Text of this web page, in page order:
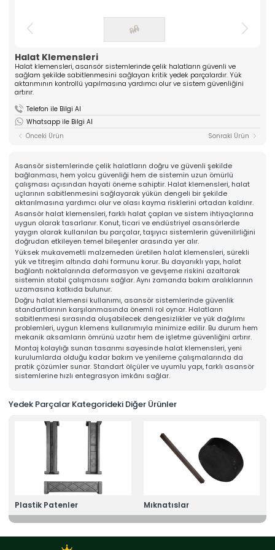
Kurumsal
» Hakkımızda
» Vizyon, Misyon
» Tırnak Grubu
» Kablo Grubu
» Halat Şişesi Grubu
» Plastik Grubu
» Konsol Grubu
» Yedek Parçalar
Kalite
» Kalite Belgelerimiz
» Kalite Politikamız
Üretim
» Üretim Hattımız
» Özel Üretim Yeteneğimiz
Online Katalog
Bize Ulaşın
» İleitşim Bilgilerimiz
» Konum Bilgilerimiz
üreticidir. Mühendislik tecrübesiyle güven veren
çözümler sunar.
» Halat Şişesi Grubu
» Konsol Grubu
» Yedek Parçalar
» Tüm Kategoriler
Tüm hakkı saklıdır. Sitemizde kullanılan tüm içerik ve görseller
Mahens Asansör'e ait olup izinsiz kullanımı hukuki yaptırıma tabidir.
İhracat & Lojistik
Haberler
İletişim
Halat Klemensleri
Halat klemensleri, asansör sistemlerinde çelik halatların güvenli ve
sağlam şekilde sabitlenmesini sağlayan kritik yedek parçalardır. Yük
aktarımının kontrollü yapılmasına yardımcı olur ve sistem güvenliğini
artırır.
Telefon ile Bilgi Al
Whatsapp ile Bilgi Al
Önceki Ürün
Sonraki Ürün
Asansör sistemlerinde çelik halatların doğru ve güvenli şekilde
bağlanması, hem yolcu güvenliği hem de sistemin uzun ömürlü
çalışması açısından hayati öneme sahiptir. Halat klemensleri, halat
uçlarının sabitlenmesini sağlayarak yükün dengeli bir şekilde
aktarılmasına yardımcı olur ve olası kayma risklerini ortadan kaldırır.
Asansör halat klemensleri, farklı halat çapları ve sistem ihtiyaçlarına
uygun olarak tasarlanır. Konut, ticari ve endüstriyel asansörlerde
yaygın olarak kullanılan bu parçalar, taşıyıcı sistemlerin güvenilirliğini
doğrudan etkileyen temel bileşenler arasında yer alır.
Yüksek mukavemetli malzemeden üretilen halat klemensleri, sürekli
yük ve titreşim altında dahi formunu korur. Bu dayanıklı yapı, halat
bağlantı noktalarında deformasyon ve gevşeme riskini azaltarak
sistemin stabil çalışmasını sağlar. Aynı zamanda bakım aralıklarının
uzamasına katkıda bulunur.
Doğru halat klemensi kullanımı, asansör sistemlerinde güvenlik
standartlarının karşılanmasında önemli rol oynar. Halatların
sabitlenmesi sırasında oluşabilecek dengesizlikler ve yük dağılımı
problemleri, uygun klemens kullanımıyla minimize edilir. Bu durum hem
mekanik aksamların ömrünü uzatır hem de işletme güvenliğini artırır.
Montaj kolaylığı sunan tasarımı sayesinde halat klemensleri, yeni
kurulumlarda olduğu kadar bakım ve yenileme çalışmalarında da
pratik çözümler sunar. Standart ölçüler ve uyumlu yapı, farklı asansör
sistemlerine hızlı entegrasyon imkânı sağlar.
Yedek Parçalar Kategorideki Diğer Ürünler
Plastik Patenler Mıknatıslar